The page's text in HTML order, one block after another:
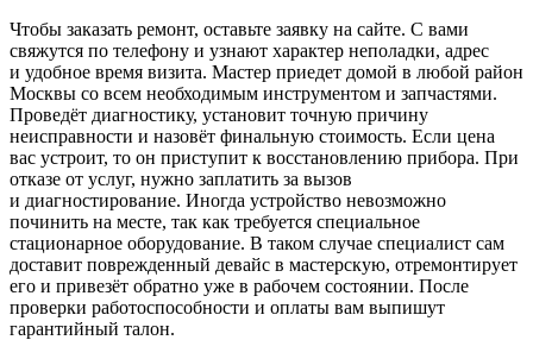
Чтобы заказать ремонт, оставьте заявку на сайте. С вами
свяжутся по телефону и узнают характер неполадки, адрес
и удобное время визита. Мастер приедет домой в любой район
Москвы со всем необходимым инструментом и запчастями.
Проведёт диагностику, установит точную причину
неисправности и назовёт финальную стоимость. Если цена
вас устроит, то он приступит к восстановлению прибора. При
отказе от услуг, нужно заплатить за вызов
и диагностирование. Иногда устройство невозможно
починить на месте, так как требуется специальное
стационарное оборудование. В таком случае специалист сам
доставит поврежденный девайс в мастерскую, отремонтирует
его и привезёт обратно уже в рабочем состоянии. После
проверки работоспособности и оплаты вам выпишут
гарантийный талон.